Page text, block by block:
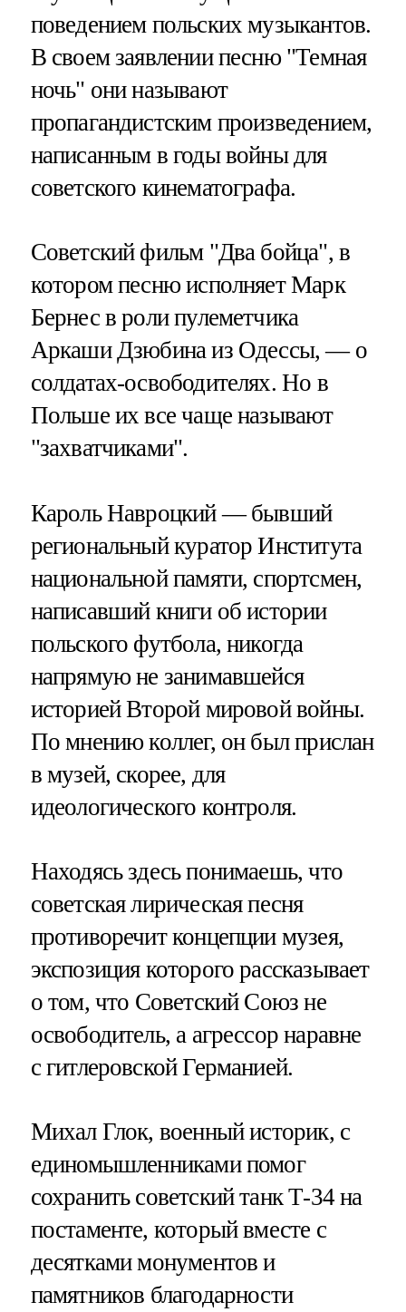
поведением польских музыкантов.
В своем заявлении песню "Темная
ночь" они называют
пропагандистским произведением,
написанным в годы войны для
советского кинематографа.
Советский фильм "Два бойца", в
котором песню исполняет Марк
Бернес в роли пулеметчика
Аркаши Дзюбина из Одессы, — о
солдатах-освободителях. Но в
Польше их все чаще называют
"захватчиками".
Кароль Навроцкий — бывший
региональный куратор Института
национальной памяти, спортсмен,
написавший книги об истории
польского футбола, никогда
напрямую не занимавшейся
историей Второй мировой войны.
По мнению коллег, он был прислан
в музей, скорее, для
идеологического контроля.
Находясь здесь понимаешь, что
советская лирическая песня
противоречит концепции музея,
экспозиция которого рассказывает
о том, что Советский Союз не
освободитель, а агрессор наравне
с гитлеровской Германией.
Михал Глок, военный историк, с
единомышленниками помог
сохранить советский танк Т-34 на
постаменте, который вместе с
десятками монументов и
памятников благодарности